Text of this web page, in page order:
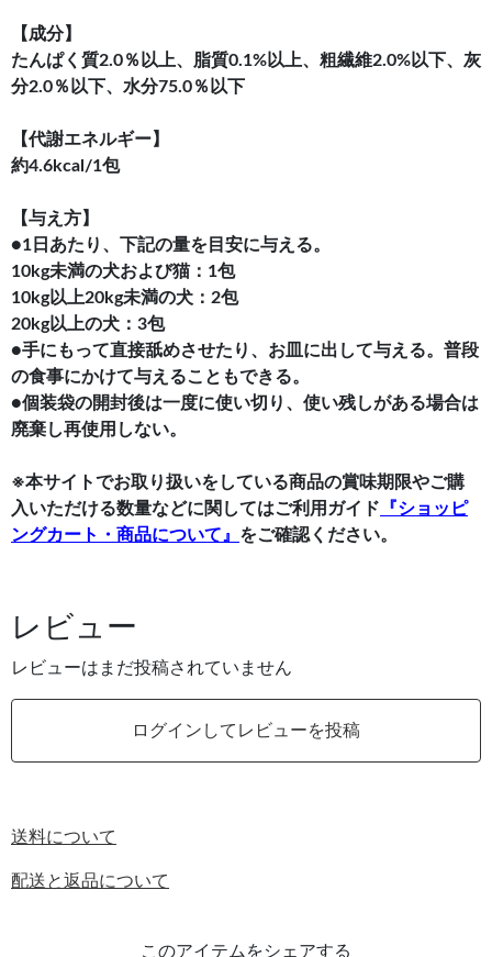
【成分】
たんぱく質2.0％以上、脂質0.1%以上、粗繊維2.0%以下、灰
分2.0％以下、水分75.0％以下
【代謝エネルギー】
約4.6kcal/1包
【与え方】
●1日あたり、下記の量を目安に与える。
10kg未満の犬および猫：1包
10kg以上20kg未満の犬：2包
20kg以上の犬：3包
●手にもって直接舐めさせたり、お皿に出して与える。普段
の食事にかけて与えることもできる。
●個装袋の開封後は一度に使い切り、使い残しがある場合は
廃棄し再使用しない。
※本サイトでお取り扱いをしている商品の賞味期限やご購
入いただける数量などに関してはご利用ガイド 『ショッピ
ングカート・商品について』 をご確認ください。
レビュー
レビューはまだ投稿されていません
ログインしてレビューを投稿
送料について
配送と返品について
このアイテムをシェアする